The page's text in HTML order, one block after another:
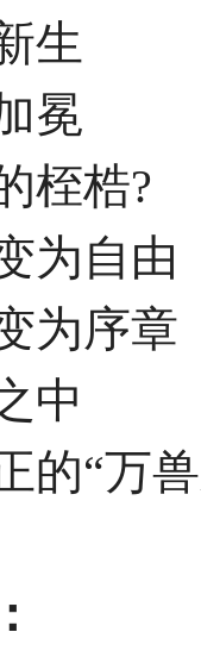
生
冕
梏?
自由
序章
中
“万兽